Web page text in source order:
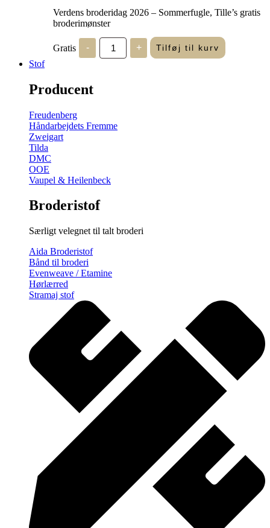
Verdens broderidag 2026 – Sommerfugle, Tille’s gratis
broderimønster
Gratis -
Verdens
broderidag
2026
+ Tilføj til kurv
Stof
Producent
Freudenberg
Håndarbejdets Fremme
Zweigart
Tilda
DMC
OOE
Vaupel & Heilenbeck
Broderistof
Særligt velegnet til talt broderi
Aida Broderistof
Bånd til broderi
Evenweave / Etamine
Hørlærred
Stramaj stof